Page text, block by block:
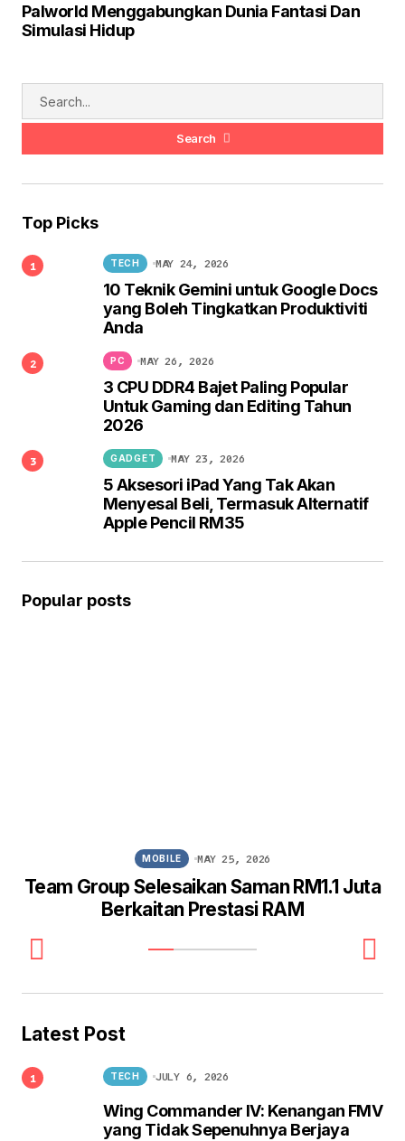
Palworld Menggabungkan Dunia Fantasi Dan
Simulasi Hidup
Search
Top Picks
10 Teknik Gemini untuk Google Docs
yang Boleh Tingkatkan Produktiviti
Anda
TECH MAY 24, 2026
3 CPU DDR4 Bajet Paling Popular
Untuk Gaming dan Editing Tahun
2026
PC MAY 26, 2026
5 Aksesori iPad Yang Tak Akan
Menyesal Beli, Termasuk Alternatif
Apple Pencil RM35
GADGET MAY 23, 2026
Popular posts
Team Group Selesaikan Saman RM1.1 Juta
Berkaitan Prestasi RAM
MOBILE MAY 25, 2026
Latest Post
Wing Commander IV: Kenangan FMV
yang Tidak Sepenuhnya Berjaya
TECH JULY 6, 2026